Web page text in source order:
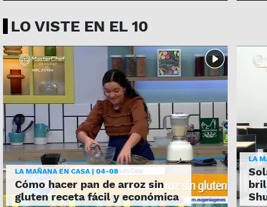
LO VISTE EN EL 10
LA MAÑANA EN CASA | 04-08
Cómo hacer pan de arroz sin
gluten receta fácil y económica
LA